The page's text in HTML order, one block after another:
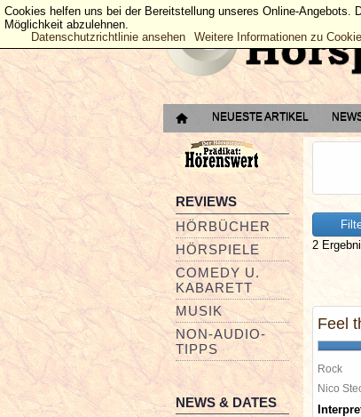
NEUESTE ARTIKEL
REVIEWS
HÖRBÜCHER
HÖRSPIELE
COMEDY U.
KABARETT
MUSIK
NON-AUDIO-
TIPPS
NEWS & DATES
2
Feel
Rock
Nico
Cookies helfen uns bei der Bereitstellung unseres Online-
Möglichkeit abzulehnen.
Datenschutzrichtlinie ansehen
Weitere Informationen zu